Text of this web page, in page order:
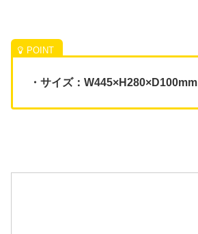
・サイズ：W445×H280×D100mm